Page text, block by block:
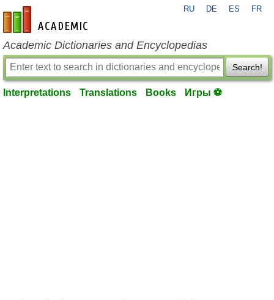
en-academic.com
RU DE ES FR
Academic Dictionaries and Encyclopedias
Search!
Interpretations Translations Books Игры ⚽